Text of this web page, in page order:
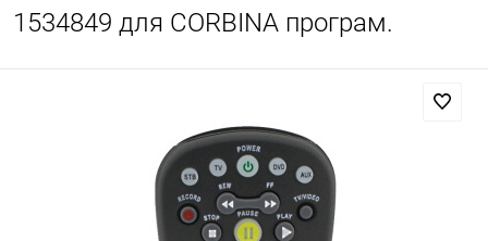
1534849 для CORBINA програм.